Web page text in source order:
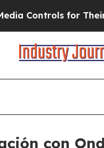
for Their Kids.
con